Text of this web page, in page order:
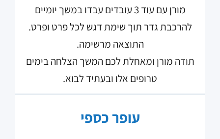
מורן עם עוד 3 עובדים עבדו במשך יומיים
להרכבת גדר תוך שימת דגש לכל פרט ופרט.
התוצאה מרשימה.
תודה מורן ומאחלת לכם המשך הצלחה בימים
טרופים אלו ובעתיד לבוא.
עופר כספי